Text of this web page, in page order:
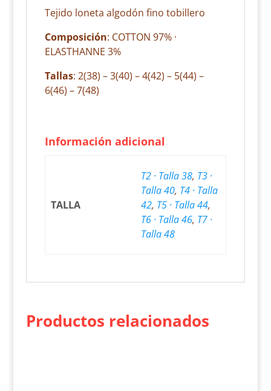
Tejido loneta algodón fino tobillero
Composición: COTTON 97% ·
ELASTHANNE 3%
Tallas: 2(38) – 3(40) – 4(42) – 5(44) –
6(46) – 7(48)
Información adicional
TALLA
T2 · Talla 38, T3 ·
Talla 40, T4 · Talla
42, T5 · Talla 44,
T6 · Talla 46, T7 ·
Talla 48
Productos relacionados